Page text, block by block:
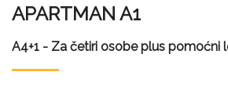
APARTMAN A1
A4+1 - Za četiri osobe plus pomoćni